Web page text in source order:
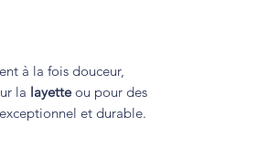
à la fois douceur,
la layetteou pour des
et durable.